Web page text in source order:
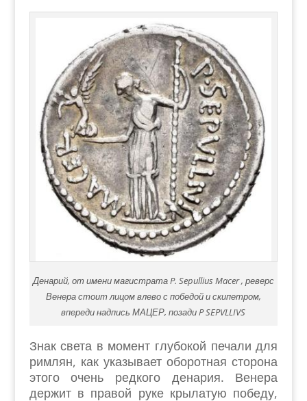
Денарий, от имени магистрата P. Sepullius Macer , реверс
Венера стоит лицом влево с победой и скипетром,
впереди надпись МАЦЕР, позади P SEPVLLIVS
Знак света в момент глубокой печали для
римлян, как указывает оборотная сторона
этого очень редкого денария. Венера
держит в правой руке крылатую победу,